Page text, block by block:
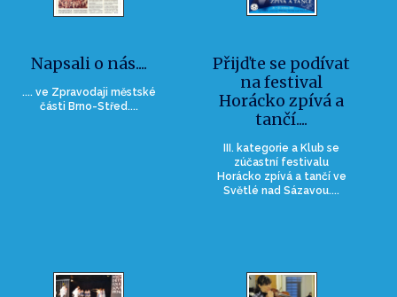
Napsali o nás....
.... ve Zpravodaji městské
části Brno-Střed....
Přijďte se podívat
na festival
Horácko zpívá a
tančí....
III. kategorie a Klub se
zúčastní festivalu
Horácko zpívá a tančí ve
Světlé nad Sázavou....